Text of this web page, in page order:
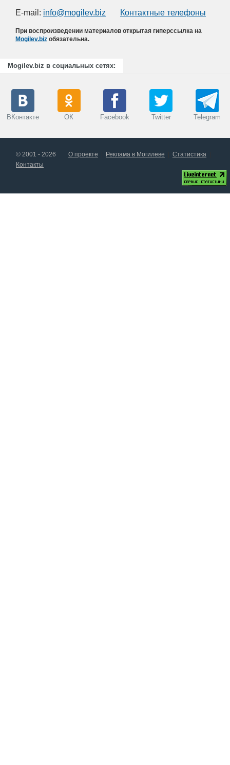
E-mail: info@mogilev.biz Контактные телефоны
При воспроизведении материалов открытая гиперссылка на
Mogilev.biz обязательна.
Mogilev.biz в социальных сетях:
ВКонтакте ОК Facebook Twitter Telegram
© 2001 - 2026 О проекте Реклама в Могилеве
Статистика
Контакты